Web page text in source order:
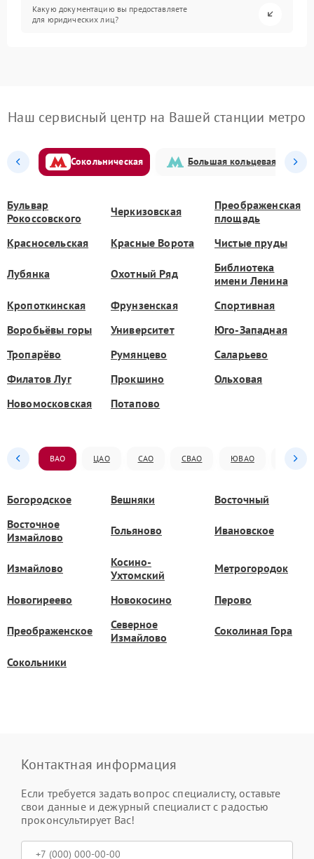
Какую документацию вы предоставляете
для юридических лиц?
Наш сервисный центр на Вашей станции метро
Сокольническая Большая кольцевая
Бульвар
Рокоссовского
Черкизовская
Преображенская
площадь
Красносельская
Красные Ворота Чистые пруды
Лубянка Охотный Ряд
Библиотека
имени Ленина
Кропоткинская
Фрунзенская
Спортивная
Воробьёвы горы
Университет
Юго-Западная
Тропарёво
Румянцево
Саларьево
Филатов Луг
Прокшино
Ольховая
Новомосковская
Потапово
ВАО ЦАО САО СВАО ЮВАО ЮАО
Богородское Вешняки
Восточный
Восточное
Измайлово
Гольяново Ивановское
Измайлово
Косино-
Ухтомский
Метрогородок
Новогиреево Новокосино Перово
Преображенское
Северное
Измайлово
Соколиная Гора
Сокольники
Контактная информация
Если требуется задать вопрос специалисту, оставьте
свои данные и дежурный специалист с радостью
проконсультирует Вас!